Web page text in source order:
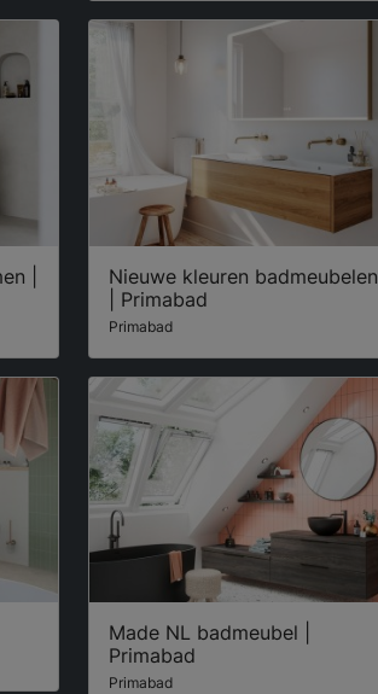
|
Nieuwe kleuren badmeubelen
| Primabad
Primabad
Made NL badmeubel |
Primabad
Primabad